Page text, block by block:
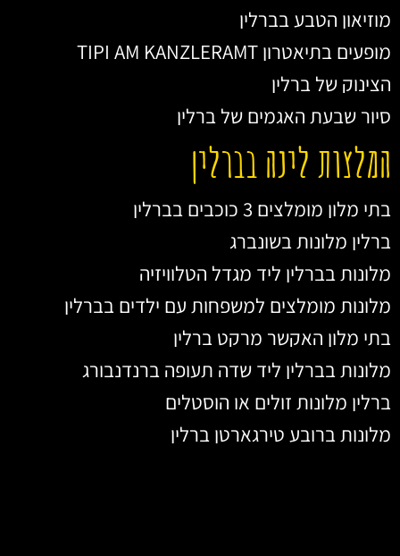
מוזיאון הטבע בברלין
מופעים בתיאטרון TIPI AM KANZLERAMT
הצינוק של ברלין
סיור שבעת האגמים של ברלין
המלצות לינה בברלין
בתי מלון מומלצים 3 כוכבים בברלין
ברלין מלונות בשונברג
מלונות בברלין ליד מגדל הטלוויזיה
מלונות מומלצים למשפחות עם ילדים בברלין
בתי מלון האקשר מרקט ברלין
מלונות בברלין ליד שדה תעופה ברנדנבורג
ברלין מלונות זולים או הוסטלים
מלונות ברובע טירגארטן ברלין